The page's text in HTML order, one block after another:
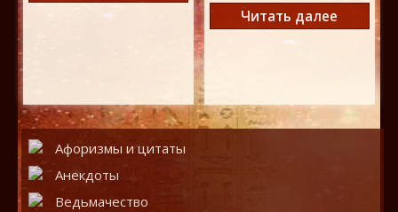
Читать далее
Афоризмы и цитаты
Анекдоты
Ведьмачество